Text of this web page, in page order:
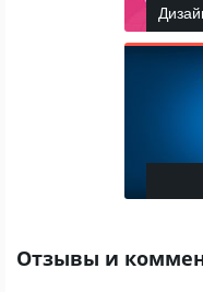
Отзывы и